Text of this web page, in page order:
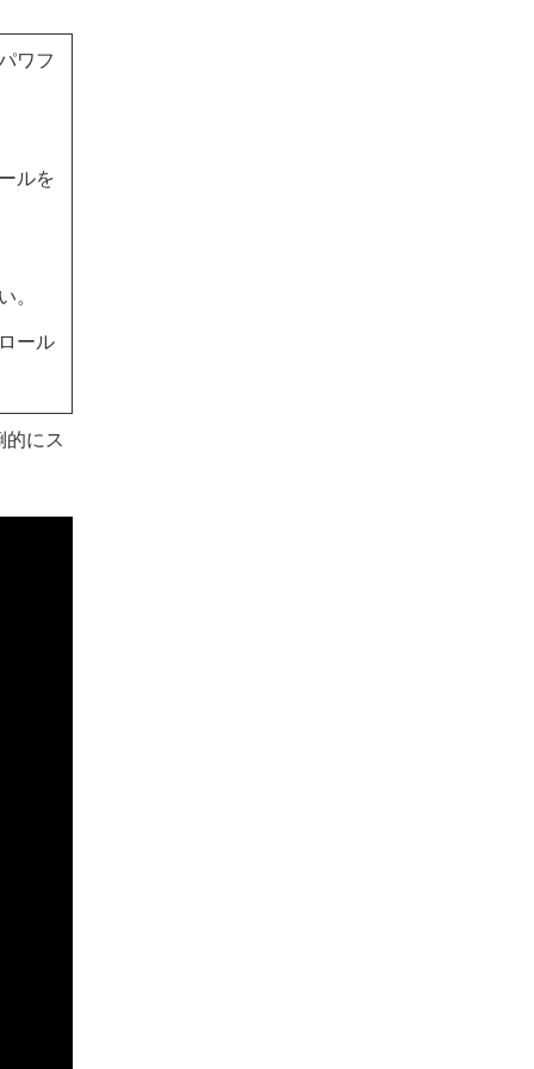
ワフ
ルを
。
ール
的にス